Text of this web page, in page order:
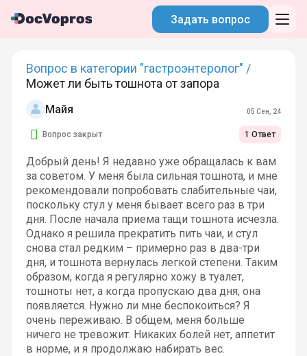
Задать вопрос
Вопрос в категории "гастроэнтеролог" /
Может ли быть тошнота от запора
Майя 05 Сен, 24
Вопрос закрыт 1 Ответ
Добрый день! Я недавно уже обращалась к вам
за советом. У меня была сильная тошнота, и мне
рекомендовали попробовать слабительные чаи,
поскольку стул у меня бывает всего раз в три
дня. После начала приема тащи тошнота исчезла.
Однако я решила прекратить пить чаи, и стул
снова стал редким – примерно раз в два-три
дня, и тошнота вернулась легкой степени. Таким
образом, когда я регулярно хожу в туалет,
тошноты нет, а когда пропускаю два дня, она
появляется. Нужно ли мне беспокоиться? Я
очень переживаю. В общем, меня больше
ничего не тревожит. Никаких болей нет, аппетит
в норме, и я продолжаю набирать вес.